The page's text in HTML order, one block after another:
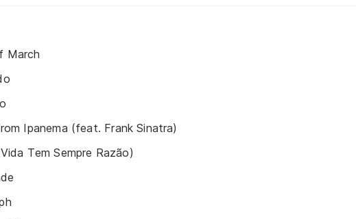
March
Ipanema (feat. Frank Sinatra)
Tem Sempre Razão)